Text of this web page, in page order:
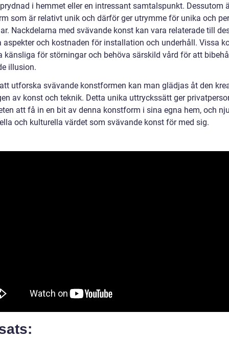
i hemmet eller en intressant samtalspunkt. Dessutom
som är relativt unik och därför ger utrymme för unika och
Nackdelarna med svävande konst kan vara relaterade till
aspekter och kostnaden för installation och underhåll. Vissa
känsliga för störningar och behöva särskild vård för att
illusion.
utforska svävande konstformen kan man glädjas åt den
av konst och teknik. Detta unika uttryckssätt ger
att få in en bit av denna konstform i sina egna hem, och
och kulturella värdet som svävande konst för med sig.